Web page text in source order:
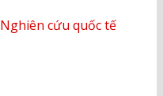
Nghiên cứu quốc tế